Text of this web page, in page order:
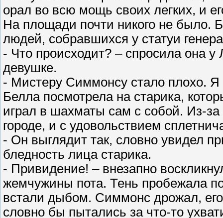
орал во всю мощь своих легких, и
На площади почти никого не было.
людей, собравшихся у статуи
- Что происходит? – спросила она
девушке.
- Мистеру Симмонсу стало плохо.
Белла посмотрела на старика,
играл в шахматы сам с собой. Из-за
городе, и с удовольствием
- Он выглядит так, словно увидел
бледность лица старика.
- Привидение! – внезапно
жемчужины пота. Тень пробежала
встали дыбом. Симмонс дрожал, его
словно бы пытались за что-то